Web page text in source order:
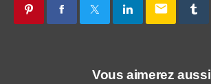
email
Vous aimerez aussi